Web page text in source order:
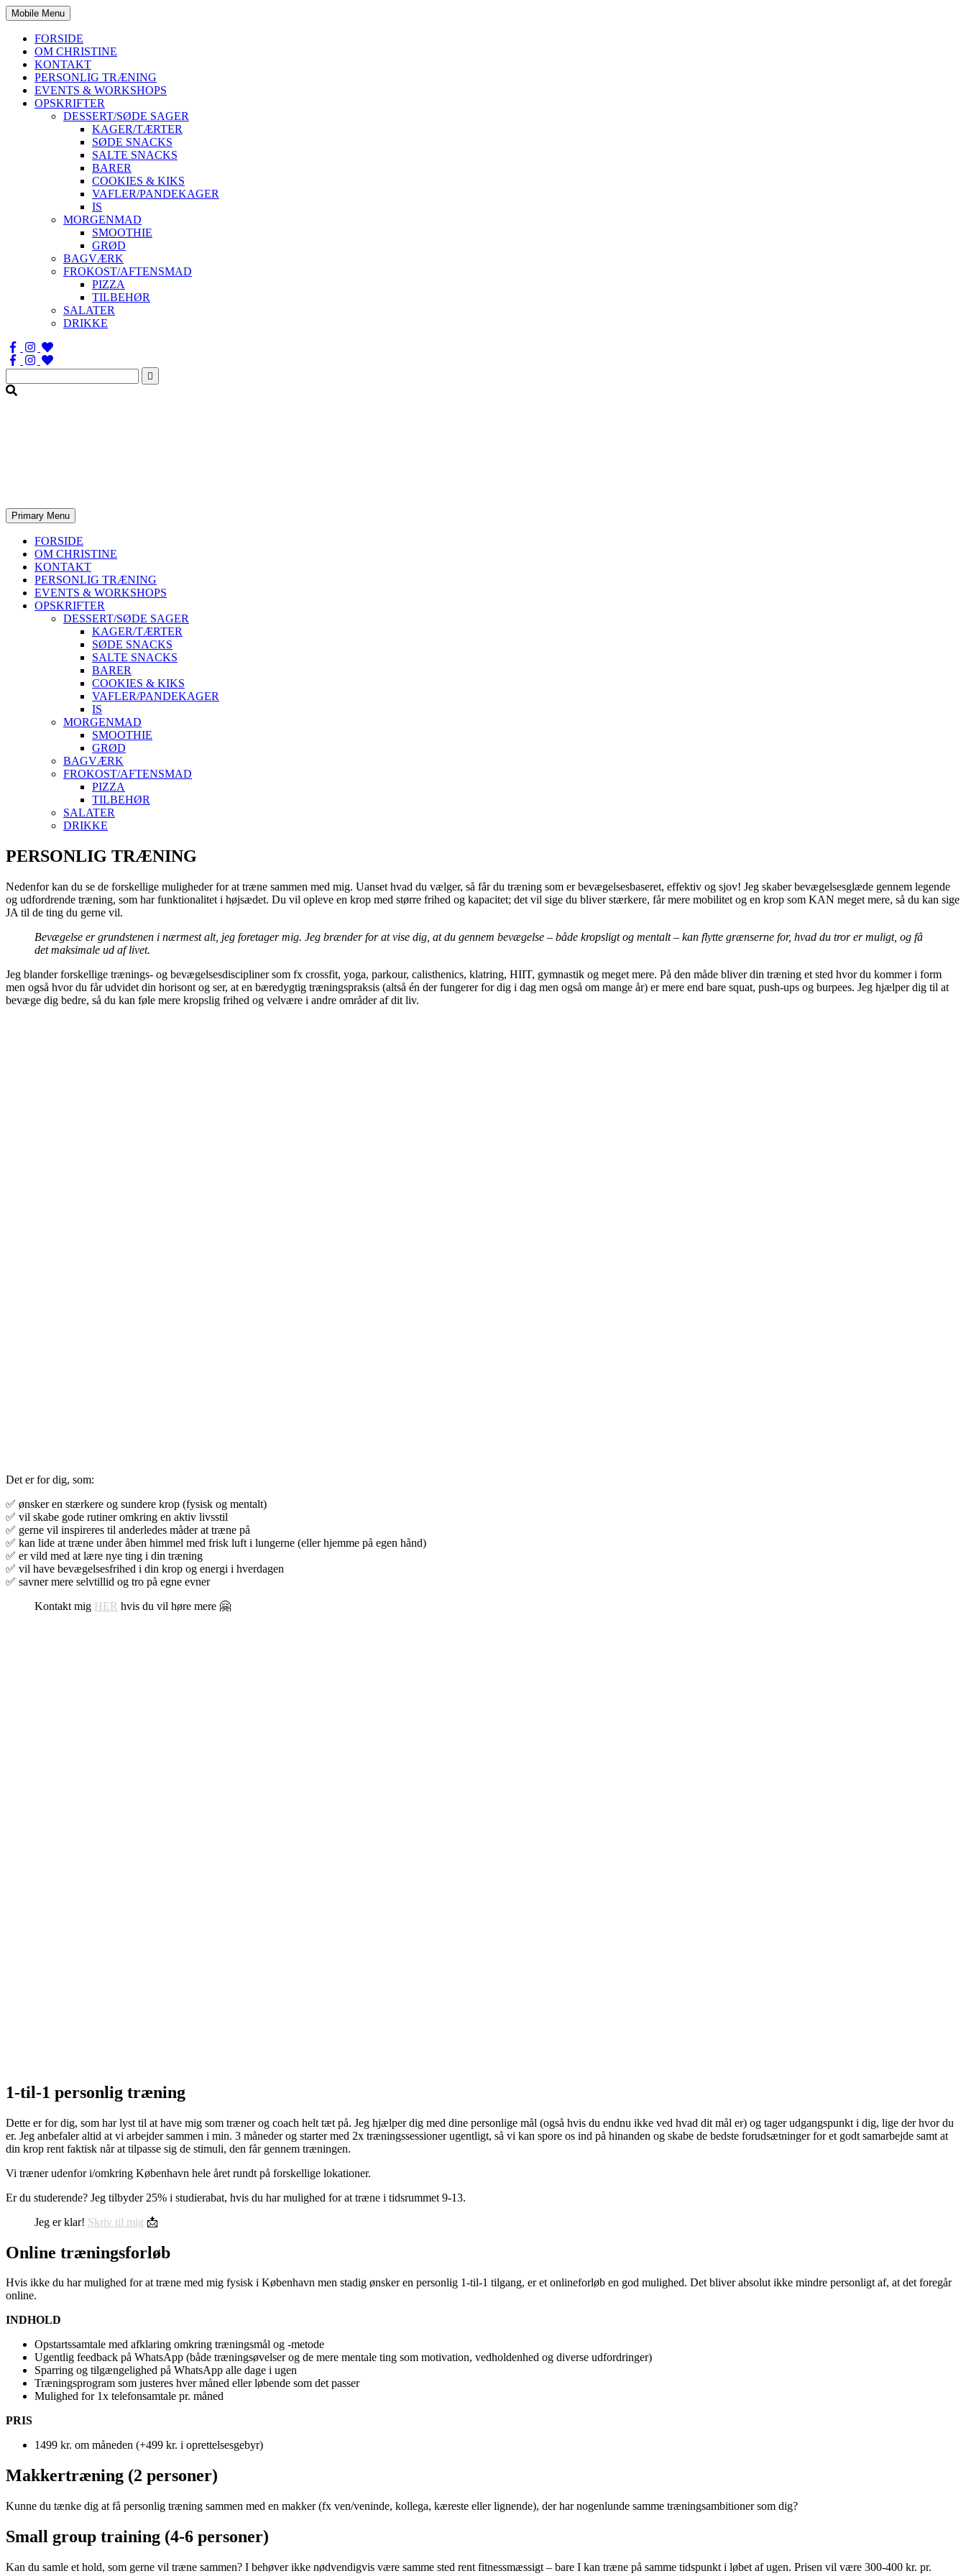
Mobile Menu
FORSIDE
OM CHRISTINE
KONTAKT
PERSONLIG TRÆNING
EVENTS & WORKSHOPS
OPSKRIFTER
DESSERT/SØDE SAGER
KAGER/TÆRTER
SØDE SNACKS
SALTE SNACKS
BARER
COOKIES & KIKS
VAFLER/PANDEKAGER
IS
MORGENMAD
SMOOTHIE
GRØD
BAGVÆRK
FROKOST/AFTENSMAD
PIZZA
TILBEHØR
SALATER
DRIKKE
Søg
efter:
Primary Menu
FORSIDE
OM CHRISTINE
KONTAKT
PERSONLIG TRÆNING
EVENTS & WORKSHOPS
OPSKRIFTER
DESSERT/SØDE SAGER
KAGER/TÆRTER
SØDE SNACKS
SALTE SNACKS
BARER
COOKIES & KIKS
VAFLER/PANDEKAGER
IS
MORGENMAD
SMOOTHIE
GRØD
BAGVÆRK
FROKOST/AFTENSMAD
PIZZA
TILBEHØR
SALATER
DRIKKE
Skip
to
PERSONLIG TRÆNING
Nedenfor kan du se de forskellige muligheder for at træne sammen med mig. Uanset hvad du vælger, så får du træning som er bevægelsesbaseret, effektiv og sjov! Jeg skaber bevægelsesglæde gennem legende
og udfordrende træning, som har funktionalitet i højsædet. Du vil opleve en krop med større frihed og kapacitet; det vil sige du bliver stærkere, får mere mobilitet og en krop som KAN meget mere, så du kan sige
JA til de ting du gerne vil.
Bevægelse er grundstenen i nærmest alt, jeg foretager mig. Jeg brænder for at vise dig, at du gennem bevægelse – både kropsligt og mentalt – kan flytte grænserne for, hvad du tror er muligt, og få
det maksimale ud af livet.
Jeg blander forskellige trænings- og bevægelsesdiscipliner som fx crossfit, yoga, parkour, calisthenics, klatring, HIIT, gymnastik og meget mere. På den måde bliver din træning et sted hvor du kommer i form
men også hvor du får udvidet din horisont og ser, at en bæredygtig træningspraksis (altså én der fungerer for dig i dag men også om mange år) er mere end bare squat, push-ups og burpees. Jeg hjælper dig til at
bevæge dig bedre, så du kan føle mere kropslig frihed og velvære i andre områder af dit liv.
Det er for dig, som:
✅ ønsker en stærkere og sundere krop (fysisk og mentalt)
✅ vil skabe gode rutiner omkring en aktiv livsstil
✅ gerne vil inspireres til anderledes måder at træne på
✅ kan lide at træne under åben himmel med frisk luft i lungerne (eller hjemme på egen hånd)
✅ er vild med at lære nye ting i din træning
✅ vil have bevægelsesfrihed i din krop og energi i hverdagen
✅ savner mere selvtillid og tro på egne evner
Kontakt mig HER hvis du vil høre mere 🤗
1-til-1 personlig træning
Dette er for dig, som har lyst til at have mig som træner og coach helt tæt på. Jeg hjælper dig med dine personlige mål (også hvis du endnu ikke ved hvad dit mål er) og tager udgangspunkt i dig, lige der hvor du
er. Jeg anbefaler altid at vi arbejder sammen i min. 3 måneder og starter med 2x træningssessioner ugentligt, så vi kan spore os ind på hinanden og skabe de bedste forudsætninger for et godt samarbejde samt at
din krop rent faktisk når at tilpasse sig de stimuli, den får gennem træningen.
Vi træner udenfor i/omkring København hele året rundt på forskellige lokationer.
Er du studerende? Jeg tilbyder 25% i studierabat, hvis du har mulighed for at træne i tidsrummet 9-13.
Jeg er klar! Skriv til mig 📩
Online træningsforløb
Hvis ikke du har mulighed for at træne med mig fysisk i København men stadig ønsker en personlig 1-til-1 tilgang, er et onlineforløb en god mulighed. Det bliver absolut ikke mindre personligt af, at det foregår
online.
INDHOLD
Opstartssamtale med afklaring omkring træningsmål og -metode
Ugentlig feedback på WhatsApp (både træningsøvelser og de mere mentale ting som motivation, vedholdenhed og diverse udfordringer)
Sparring og tilgængelighed på WhatsApp alle dage i ugen
Træningsprogram som justeres hver måned eller løbende som det passer
Mulighed for 1x telefonsamtale pr. måned
PRIS
1499 kr. om måneden (+499 kr. i oprettelsesgebyr)
Makkertræning (2 personer)
Kunne du tænke dig at få personlig træning sammen med en makker (fx ven/veninde, kollega, kæreste eller lignende), der har nogenlunde samme træningsambitioner som dig?
Small group training (4-6 personer)
Kan du samle et hold, som gerne vil træne sammen? I behøver ikke nødvendigvis være samme sted rent fitnessmæssigt – bare I kan træne på samme tidspunkt i løbet af ugen. Prisen vil være 300-400 kr. pr.